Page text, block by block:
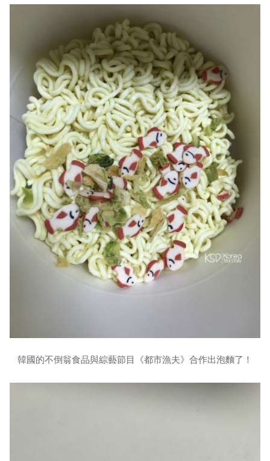
韓國的不倒翁食品與綜藝節目《都市漁夫》合作出泡麵了！